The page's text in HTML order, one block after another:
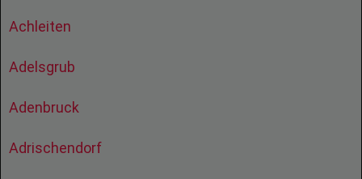
Achleiten
Adelsgrub
Adenbruck
Adrischendorf